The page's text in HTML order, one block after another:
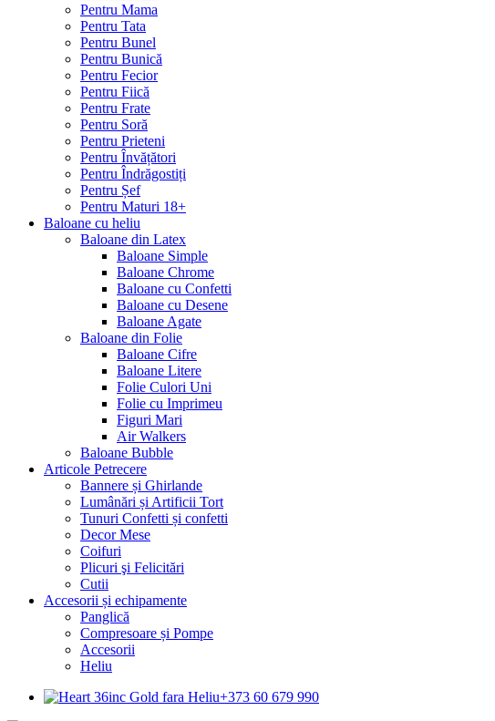
Pentru Mama
Pentru Tata
Pentru Bunel
Pentru Bunică
Pentru Fecior
Pentru Fiică
Pentru Frate
Pentru Soră
Pentru Prieteni
Pentru Învățători
Pentru Îndrăgostiți
Pentru Șef
Pentru Maturi 18+
Baloane cu heliu
Baloane din Latex
Baloane Simple
Baloane Chrome
Baloane cu Confetti
Baloane cu Desene
Baloane Agate
Baloane din Folie
Baloane Cifre
Baloane Litere
Folie Culori Uni
Folie cu Imprimeu
Figuri Mari
Air Walkers
Baloane Bubble
Articole Petrecere
Bannere și Ghirlande
Lumânări și Artificii Tort
Tunuri Confetti și confetti
Decor Mese
Coifuri
Plicuri şi Felicitări
Cutii
Accesorii și echipamente
Panglică
Compresoare și Pompe
Accesorii
Heliu
+373 60 679 990